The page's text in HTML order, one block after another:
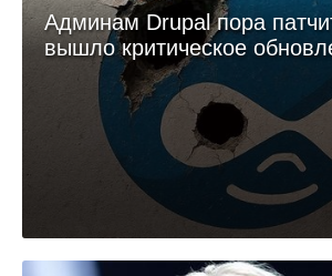
Админам Drupal пора
вышло критическое